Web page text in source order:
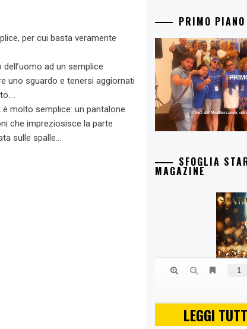
per cui basta veramente
ad un semplice
uno sguardo e tenersi aggiornati
molto semplice: un pantalone
che impreziosisce la parte
sulle spalle…
PRIMO PIANO
Voci dal Mediterraneo,
SFOGLIA
MAGAZINE
LEGGI